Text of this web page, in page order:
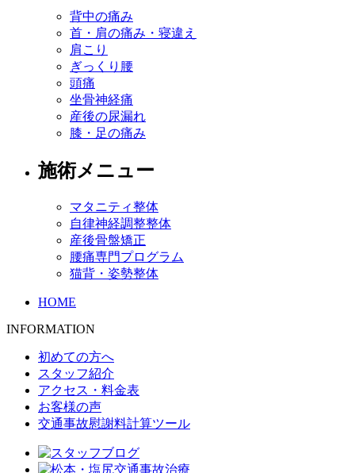
背中の痛み
首・肩の痛み・寝違え
肩こり
ぎっくり腰
頭痛
坐骨神経痛
産後の尿漏れ
膝・足の痛み
施術メニュー
マタニティ整体
自律神経調整整体
産後骨盤矯正
腰痛専門プログラム
猫背・姿勢整体
HOME
INFORMATION
初めての方へ
スタッフ紹介
アクセス・料金表
お客様の声
交通事故慰謝料計算ツール